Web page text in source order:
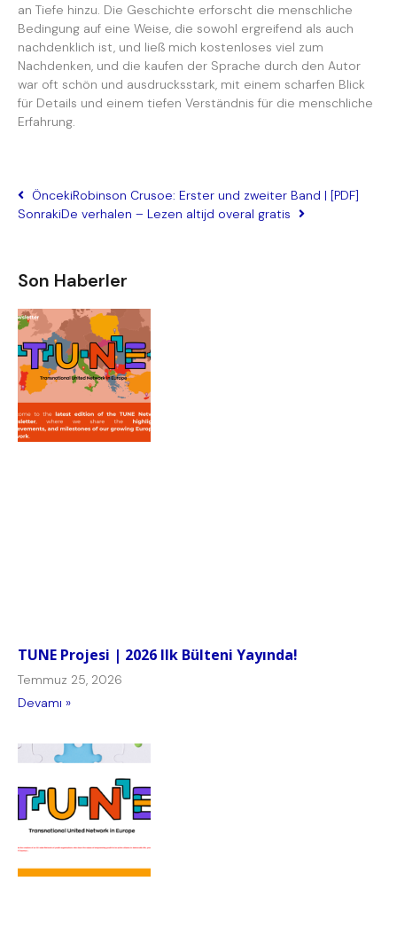
an Tiefe hinzu. Die Geschichte erforscht die menschliche
Bedingung auf eine Weise, die sowohl ergreifend als auch
nachdenklich ist, und ließ mich kostenloses viel zum
Nachdenken, und die kaufen der Sprache durch den Autor
war oft schön und ausdrucksstark, mit einem scharfen Blick
für Details und einem tiefen Verständnis für die menschliche
Erfahrung.
ÖncekiRobinson Crusoe: Erster und zweiter Band | [PDF]
SonrakiDe verhalen – Lezen altijd overal gratis
Son Haberler
TUNE Projesi | 2026 Ilk Bülteni Yayında!
Temmuz 25, 2026
Devamı »